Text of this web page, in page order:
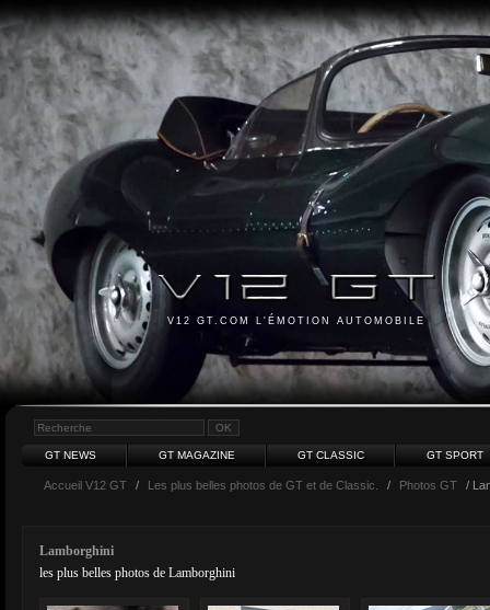
V12 GT.COM L'ÉMOTION AUTOMOBILE
GT NEWS GT MAGAZINE GT CLASSIC GT SPORT
Accueil V12 GT / Les plus belles photos de GT et de Classic. / Photos GT /
Lamborghini
les plus belles photos de Lamborghini